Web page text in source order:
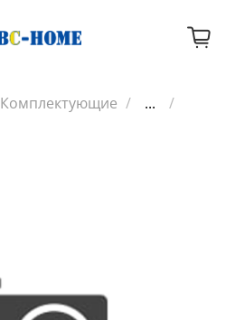
Комплектующие
...